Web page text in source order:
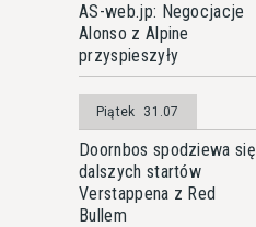
AS-web.jp: Negocjacje
Alonso z Alpine
przyspieszyły
Piątek 31.07
Doornbos spodziewa się
dalszych startów
Verstappena z Red
Bullem